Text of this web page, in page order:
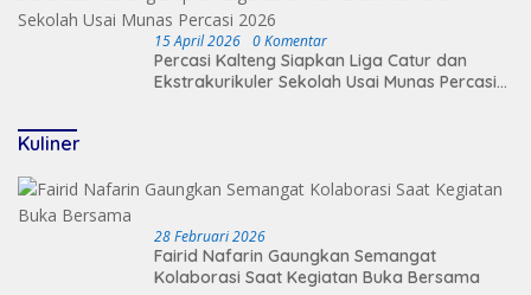
15 April 2026 0 Komentar
Percasi Kalteng Siapkan Liga Catur dan
Ekstrakurikuler Sekolah Usai Munas Percasi
Kuliner
28 Februari 2026
Fairid Nafarin Gaungkan Semangat
Kolaborasi Saat Kegiatan Buka Bersama